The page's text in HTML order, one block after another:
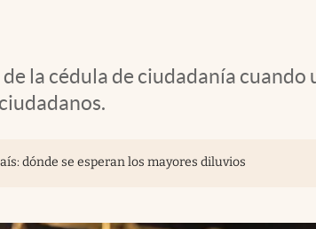
la cédula de ciudadanía
dónde se esperan los mayores diluvios